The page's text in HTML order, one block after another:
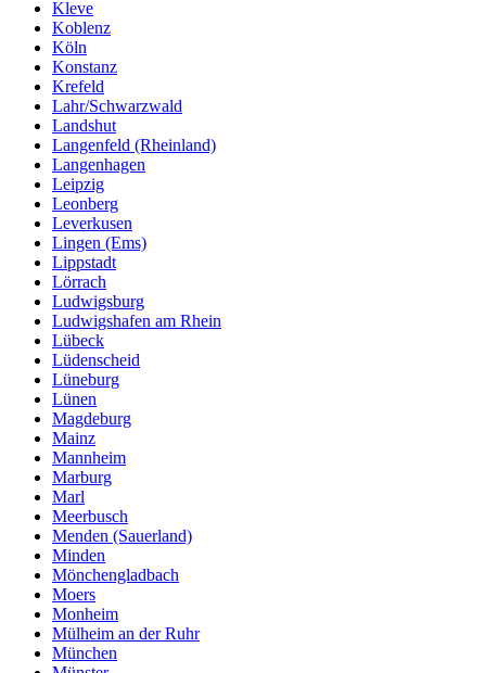
Kleve
Koblenz
Köln
Konstanz
Krefeld
Lahr/Schwarzwald
Landshut
Langenfeld (Rheinland)
Langenhagen
Leipzig
Leonberg
Leverkusen
Lingen (Ems)
Lippstadt
Lörrach
Ludwigsburg
Ludwigshafen am Rhein
Lübeck
Lüdenscheid
Lüneburg
Lünen
Magdeburg
Mainz
Mannheim
Marburg
Marl
Meerbusch
Menden (Sauerland)
Minden
Mönchengladbach
Moers
Monheim
Mülheim an der Ruhr
München